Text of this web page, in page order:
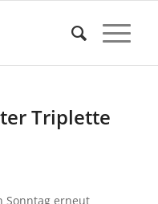
Triplette
Sonntag erneut